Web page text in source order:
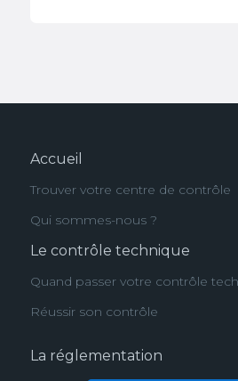
Accueil
Trouver votre centre de contrôle
Qui sommes-nous ?
Le contrôle technique
Quand passer votre contrôle
Réussir son contrôle
La réglementation